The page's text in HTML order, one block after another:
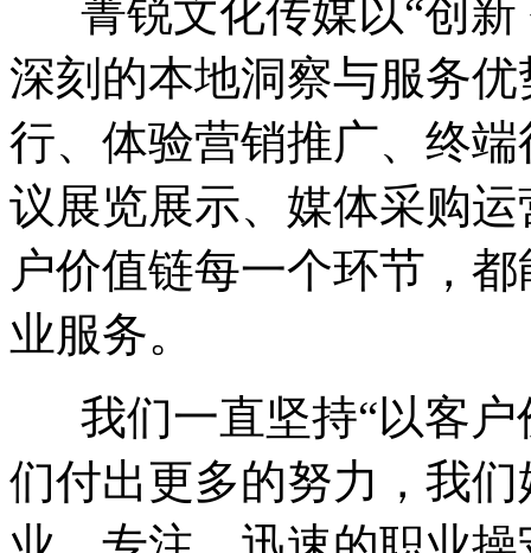
菁锐文化传媒以“创新
深刻的本地洞察与服务
行、体验营销推广、终
议展览展示、媒体采购
户价值链每一个环节，
业服务。
我们一直坚持“以客户
们付出更多的努力，我